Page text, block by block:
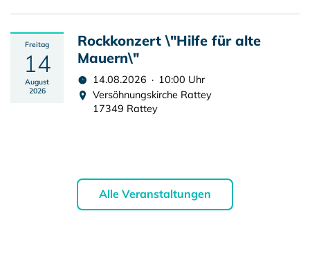
Freitag
14
August
2026
Rockkonzert \"Hilfe für alte
Mauern\"
14.08.2026 · 10:00 Uhr
Versöhnungskirche Rattey
17349 Rattey
Alle Veranstaltungen